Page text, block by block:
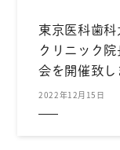
東京医科歯
クリニック
会を開催致し
2022年12月15日